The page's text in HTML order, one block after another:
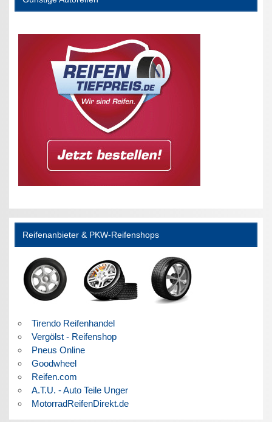
Reifenanbieter & PKW-Reifenshops
Tirendo Reifenhandel
Vergölst - Reifenshop
Pneus Online
Goodwheel
Reifen.com
A.T.U. - Auto Teile Unger
MotorradReifenDirekt.de